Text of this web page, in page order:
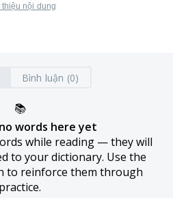
nội dung
Bình luận (0)
📚
words here yet
while reading — they will
to your dictionary. Use the
to reinforce them through
practice.